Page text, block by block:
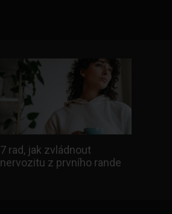
7 rad, jak zvládnout
nervozitu z prvního rande